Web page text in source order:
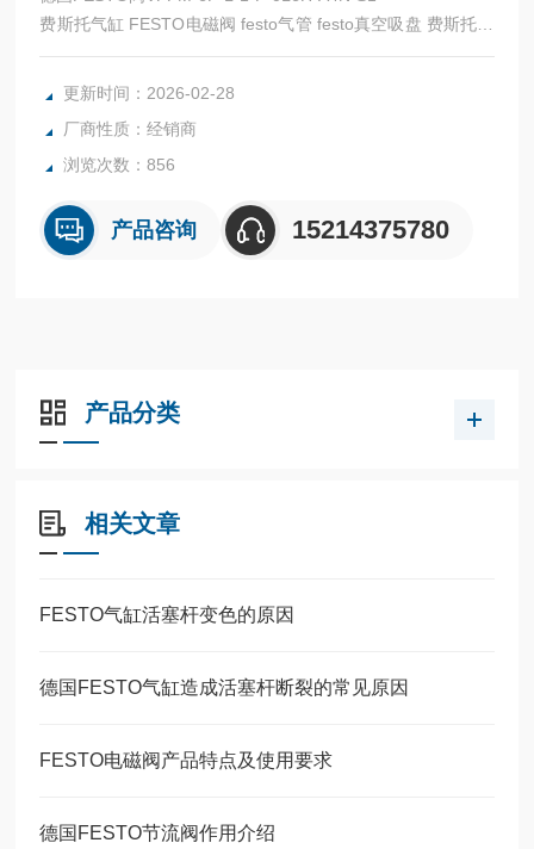
费斯托气缸 FESTO电磁阀 festo气管 festo真空吸盘 费斯托过
滤器 费斯托油雾器 FESTO传感器 FESTO代理
全系列产品大量现货请咨询上海茂硕机械设备有限公司
更新时间：2026-02-28
厂商性质：经销商
浏览次数：856
产品咨询 15214375780
产品分类
相关文章
FESTO气缸活塞杆变色的原因
德国FESTO气缸造成活塞杆断裂的常见原因
FESTO电磁阀产品特点及使用要求
德国FESTO节流阀作用介绍